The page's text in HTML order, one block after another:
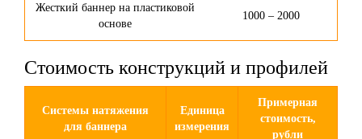
Жесткий баннер на пластиковой
основе
1000 – 2000
Стоимость конструкций и профилей
Системы натяжения
для баннера
Единица
измерения
Примерная
стоимость,
рубли